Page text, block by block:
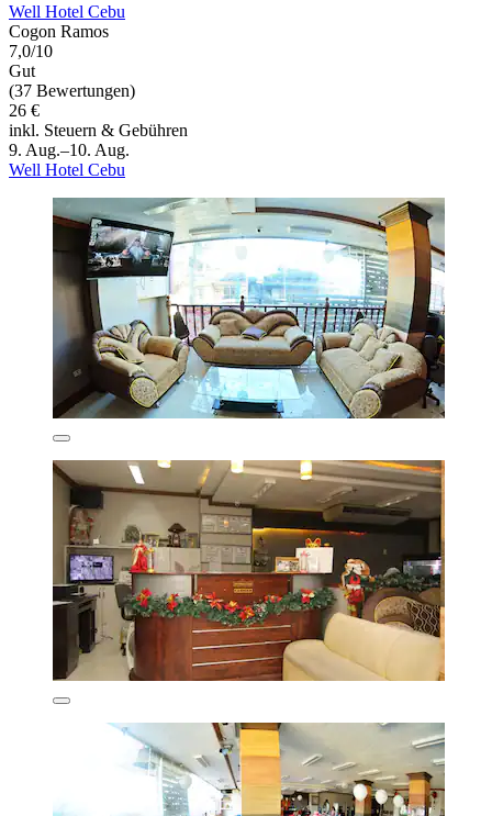
Well Hotel Cebu
Cogon Ramos
7,0/10
Gut
(37 Bewertungen)
26 €
inkl. Steuern & Gebühren
9. Aug.–10. Aug.
Well Hotel Cebu